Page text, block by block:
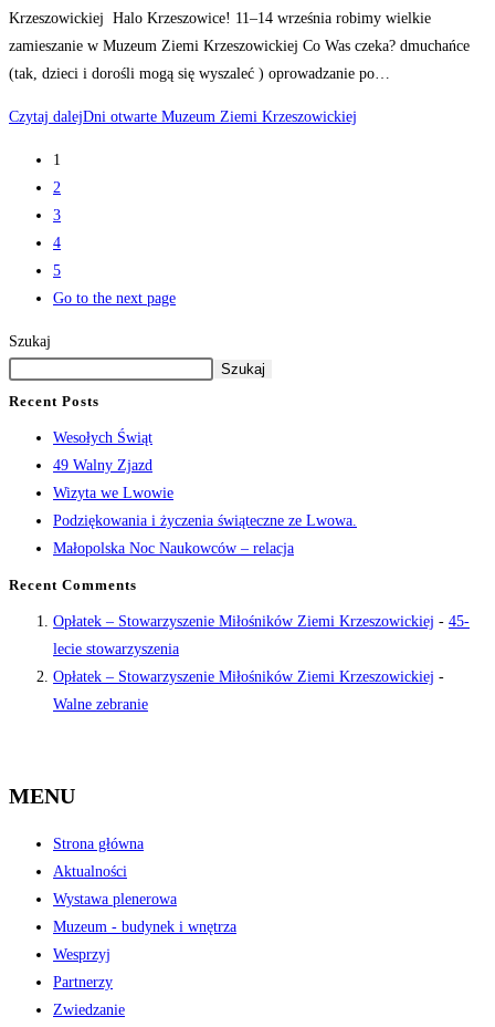
Krzeszowickiej Halo Krzeszowice! 11–14 września robimy wielkie
zamieszanie w Muzeum Ziemi Krzeszowickiej Co Was czeka? dmuchańce
(tak, dzieci i dorośli mogą się wyszaleć ) oprowadzanie po…
Czytaj dalejDni otwarte Muzeum Ziemi Krzeszowickiej
1
2
3
4
5
Go to the next page
Szukaj
Szukaj
Recent Posts
Wesołych Świąt
49 Walny Zjazd
Wizyta we Lwowie
Podziękowania i życzenia świąteczne ze Lwowa.
Małopolska Noc Naukowców – relacja
Recent Comments
Opłatek – Stowarzyszenie Miłośników Ziemi Krzeszowickiej - 45-
lecie stowarzyszenia
Opłatek – Stowarzyszenie Miłośników Ziemi Krzeszowickiej -
Walne zebranie
MENU
Strona główna
Aktualności
Wystawa plenerowa
Muzeum - budynek i wnętrza
Wesprzyj
Partnerzy
Zwiedzanie